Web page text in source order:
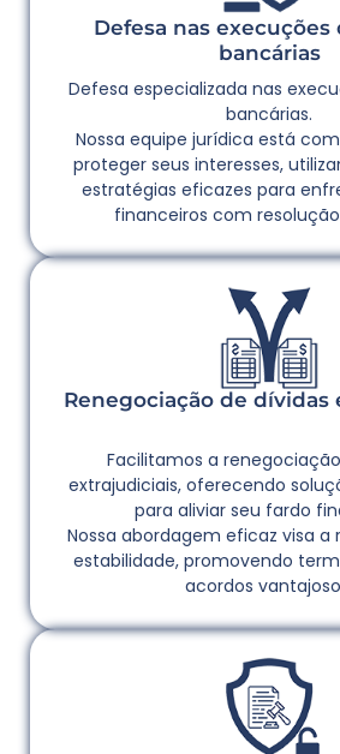
Defesa nas execuções
bancárias
Defesa especializada nas
bancárias.
Nossa equipe jurídica está
proteger seus interesses,
estratégias eficazes para
financeiros com
Renegociação de dívidas
Facilitamos a
extrajudiciais, oferecendo
para aliviar seu fardo
Nossa abordagem eficaz visa a
estabilidade, promovendo
acordos